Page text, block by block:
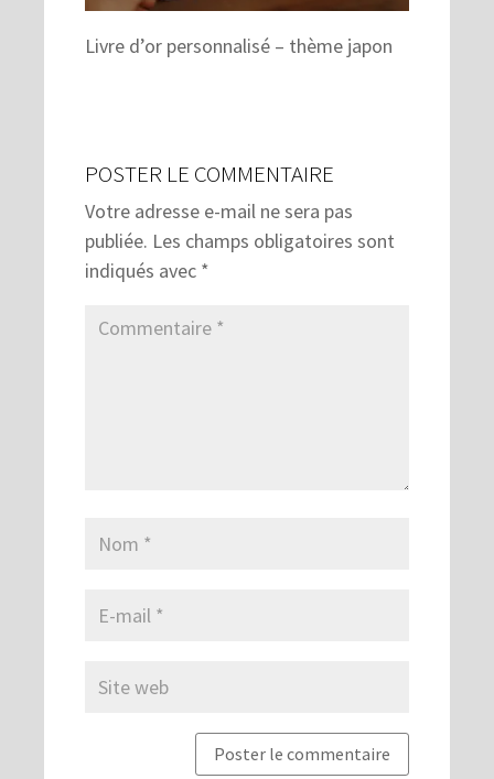
Livre d’or personnalisé – thème japon
POSTER LE COMMENTAIRE
Votre adresse e-mail ne sera pas
publiée. Les champs obligatoires sont
indiqués avec *